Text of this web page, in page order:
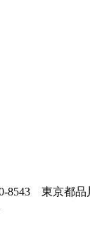
8543 東京都品